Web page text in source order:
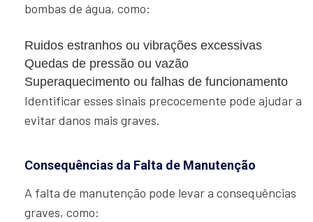
bombas de água, como:
Ruidos estranhos ou vibrações excessivas
Quedas de pressão ou vazão
Superaquecimento ou falhas de funcionamento
Identificar esses sinais precocemente pode ajudar a
evitar danos mais graves.
Consequências da Falta de Manutenção
A falta de manutenção pode levar a consequências
graves, como: